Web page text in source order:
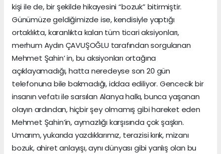
kişi ile de, bir şekilde hikayesini “bozuk” bitirmiştir.
Günümüze geldiğimizde ise, kendisiyle yaptığı
ortaklıkta, karanlıkta kalan tüm ticari aksiyonları,
merhum Aydın ÇAVUŞOĞLU tarafından sorgulanan
Mehmet Şahin’ in, bu aksiyonları ortağına
açıklayamadığı, hatta neredeyse son 20 gün
telefonuna bile bakmadığı, iddaa ediliyor. Gencecik bir
insanın vefatı ile sarsılan Alanya halkı, bunca yaşanan
olayın ardından, hiçbir şey olmamış gibi hareket eden
Mehmet Şahin’in, aymazlığı karşısında çok şaşkın.
Umarım, yukarıda yazdıklarımız, terazisi kırık, mizanı
bozuk, ahiret anlayışı, aynı dünyası gibi yanlış olan bu